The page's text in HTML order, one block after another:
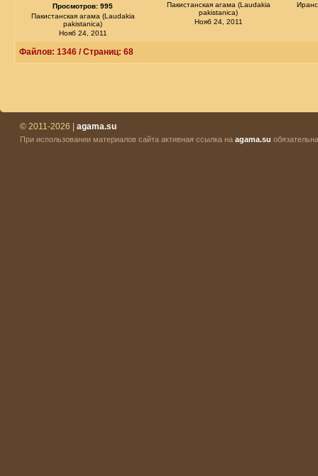
Просмотров: 995
Пакистанская агама (Laudakia
pakistanica)
Нояб 24, 2011
Пакистанская агама (Laudakia
pakistanica)
Нояб 24, 2011
Файлов: 1346 / Страниц: 68
© 2011-2026 | agama.su
При использовании материалов сайта активная ссылка на agama.su